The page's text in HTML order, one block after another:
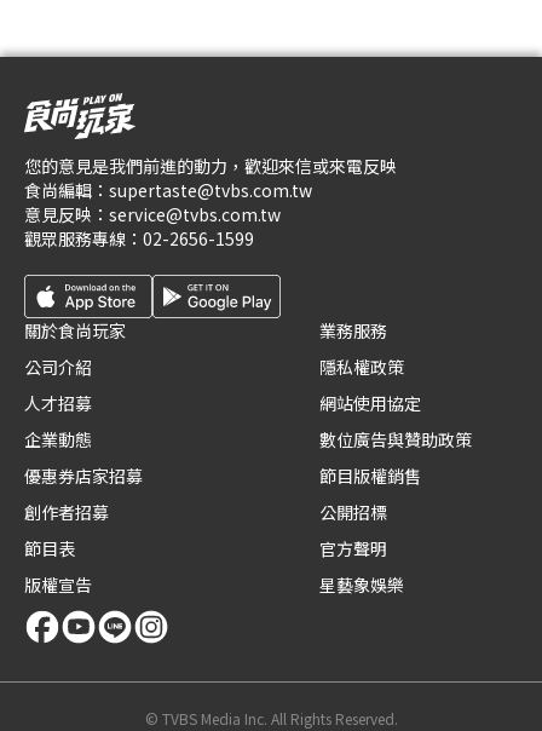
您的意見是我們前進的動力，歡迎來信或來電反映
食尚編輯： supertaste@tvbs.com.tw
意見反映： service@tvbs.com.tw
觀眾服務專線： 02-2656-1599
關於食尚玩家
公司介紹
人才招募
企業動態
優惠券店家招募
創作者招募
節目表
版權宣告
業務服務
隱私權政策
網站使用協定
數位廣告與贊助政策
節目版權銷售
公開招標
官方聲明
星藝象娛樂
© TVBS Media Inc. All Rights Reserved.